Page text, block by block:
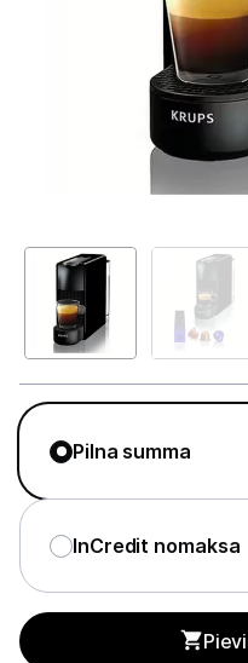
Telefoni,
Viedierīces
Sadzīves
Lielā tehnika
Mazā tehnika
Kafijas
Kafijas
Kafijas
Apkopes produkti
Servēšanas
Pilna summa
InCredit nomaksa